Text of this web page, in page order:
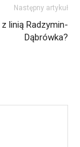
Następny artykuł
linią Radzymin-
Dąbrówka?